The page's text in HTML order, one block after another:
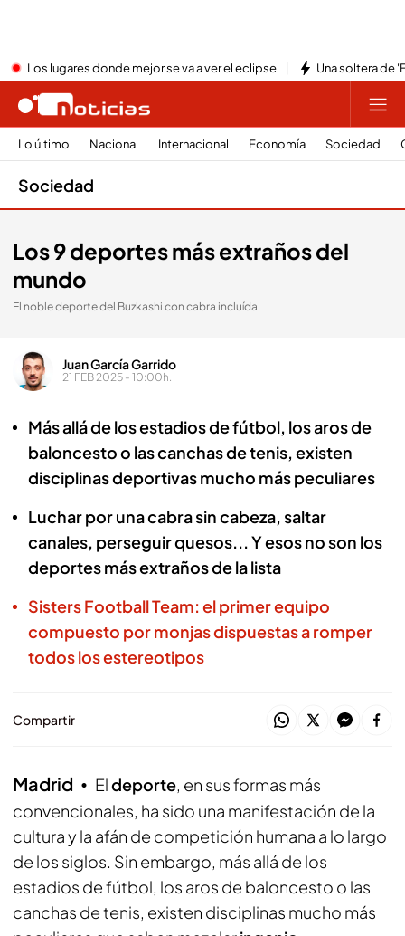
Los lugares donde mejor se va a ver el eclipse Una soltera de
Lo último Nacional Internacional Economía Sociedad
Sociedad
Los 9 deportes más extraños del
mundo
El noble deporte del Buzkashi con cabra incluída
Juan García Garrido
21 FEB 2025 - 10:00h.
Más allá de los estadios de fútbol, los aros de
baloncesto o las canchas de tenis, existen
disciplinas deportivas mucho más peculiares
Luchar por una cabra sin cabeza, saltar
canales, perseguir quesos... Y esos no son los
deportes más extraños de la lista
Sisters Football Team: el primer equipo
compuesto por monjas dispuestas a romper
todos los estereotipos
Compartir
Madrid Eldeporte, en sus formas más
convencionales, ha sido una manifestación de la
cultura y la afán de competición humana a lo largo
de los siglos. Sin embargo, más allá de los
estadios de fútbol, los aros de baloncesto o las
canchas de tenis, existen disciplinas mucho más